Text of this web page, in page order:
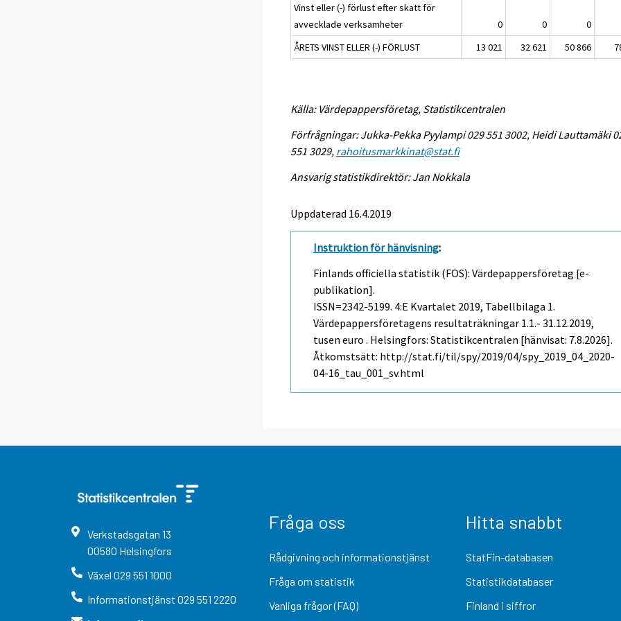
Vinst eller (-) förlust efter skatt för
avvecklade verksamheter
0 0 0
ÅRETS VINST ELLER (-) FÖRLUST
13 021 32 621 50 866
Källa: Värdepappersföretag, Statistikcentralen
Förfrågningar: Jukka-Pekka Pyylampi 029 551 3002, Heidi Lauttamäki
551 3029, rahoitusmarkkinat@stat.fi
Ansvarig statistikdirektör: Jan Nokkala
Uppdaterad 16.4.2019
Instruktion för hänvisning:
Finlands officiella statistik (FOS): Värdepappersföretag [e-
publikation].
ISSN=2342-5199. 4:e Kvartalet 2019, Tabellbilaga 1.
Värdepappersföretagens resultaträkningar 1.1.- 31.12.2019,
tusen euro . Helsingfors: Statistikcentralen [hänvisat: 7.8.2026].
Åtkomstsätt: http://stat.fi/til/spy/2019/04/spy_2019_04_2020-
04-16_tau_001_sv.html
Verkstadsgatan 13
00580 Helsingfors
Växel 029 551 1000
Informationstjänst 029 551 2220
Fråga oss
Rådgivning och informationstjänst
Fråga om statistik
Vanliga frågor (FAQ)
Hitta snabbt
StatFin-databasen
Statistikdatabaser
Finland i siffror